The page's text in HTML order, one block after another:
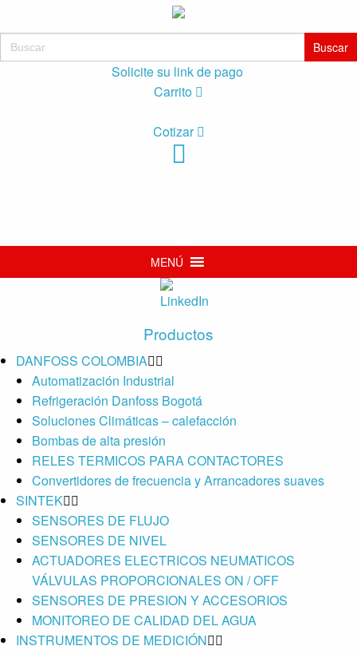
Buscar:
Solicite su link de pago
Carrito
Cotizar
MENÚ
Productos
DANFOSS COLOMBIA
Automatización Industrial
Refrigeración Danfoss Bogotá
Soluciones Climáticas – calefacción
Bombas de alta presión
RELES TERMICOS PARA CONTACTORES
Convertidores de frecuencia y Arrancadores suaves
SINTEK
SENSORES DE FLUJO
SENSORES DE NIVEL
ACTUADORES ELECTRICOS NEUMATICOS
VÁLVULAS PROPORCIONALES ON / OFF
SENSORES DE PRESION Y ACCESORIOS
MONITOREO DE CALIDAD DEL AGUA
INSTRUMENTOS DE MEDICIÓN